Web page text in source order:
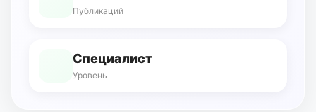
Публикаций
Специалист
Уровень